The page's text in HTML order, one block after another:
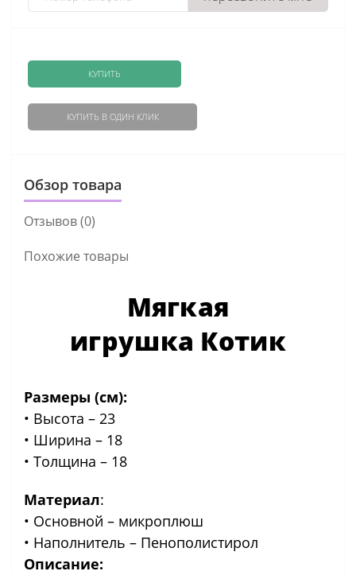
КУПИТЬ
КУПИТЬ В ОДИН КЛИК
Обзор товара
Отзывов (0)
Похожие товары
Мягкая
игрушка Котик
Размеры (см):
• Высота – 23
• Ширина – 18
• Толщина – 18
Материал:
• Основной – микроплюш
• Наполнитель – Пенополистирол
Описание: